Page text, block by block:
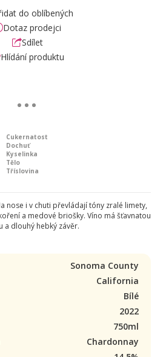
do oblíbených
Dotaz prodejci
Sdílet
Hlídání produktu
Cukernatost
Dochuť
Kyselinka
Tělo
Tříslovina
nose i v chuti převládají tóny zralé limety,
a medové briošky. Víno má šťavnatou
a dlouhý hebký závěr.
Sonoma County
California
Bílé
2022
750ml
Chardonnay